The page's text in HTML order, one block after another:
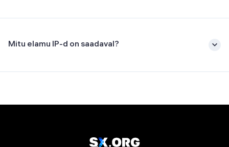
Mitu elamu IP-d on saadaval?